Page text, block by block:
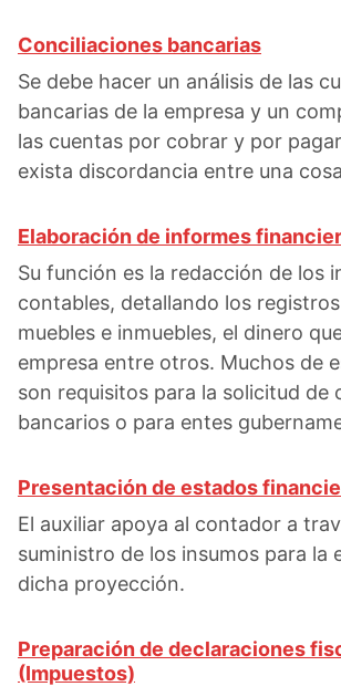
Conciliaciones bancarias
Se debe hacer un análisis de las
bancarias de la empresa y un
las cuentas por cobrar y por
exista discordancia entre una
Elaboración de informes
Su función es la redacción de los
contables, detallando los
muebles e inmuebles, el dinero
empresa entre otros. Muchos de
son requisitos para la solicitud de
bancarios o para entes
Presentación de estados
El auxiliar apoya al contador a
suministro de los insumos para la
dicha proyección.
Preparación de declaraciones
(Impuestos)